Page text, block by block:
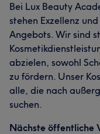
Bei Lux Beauty
stehen Exzellenz
Angebots. Wir sind
abzielen, sowohl
zu fördern. Unser
alle, die nach
suchen.
Nächste öffentliche